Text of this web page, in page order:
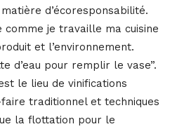
d’écoresponsabilité.
comme je travaille ma cuisine
et l’environnement.
d’eau pour remplir le vase”.
le lieu de vinifications
traditionnel et techniques
la flottation pour le